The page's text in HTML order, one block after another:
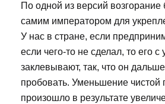
По одной из версий
самим императором для
У нас в стране, если
если чего-то не сделал, то его
заклевывают, так, что он
пробовать. Уменьшение чистой
произошло в результате